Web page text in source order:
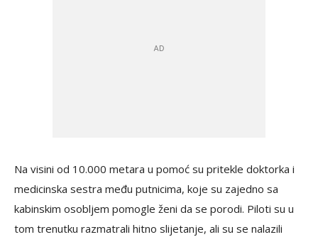
Na visini od 10.000 metara u pomoć su pritekle doktorka i
medicinska sestra među putnicima, koje su zajedno sa
kabinskim osobljem pomogle ženi da se porodi. Piloti su u
tom trenutku razmatrali hitno slijetanje, ali su se nalazili